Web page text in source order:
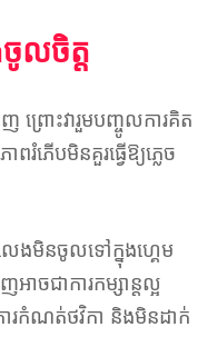
លចិត្ត
ព្រោះវារួមបញ្ចូលការគិត
ពរំភើបមិនគួរធ្វើឱ្យភ្លេច
ងមិនចូលទៅក្នុងហ្គេម
ចជាការកម្សាន្តល្អ
រកំណត់ថវិកា និងមិនដាក់